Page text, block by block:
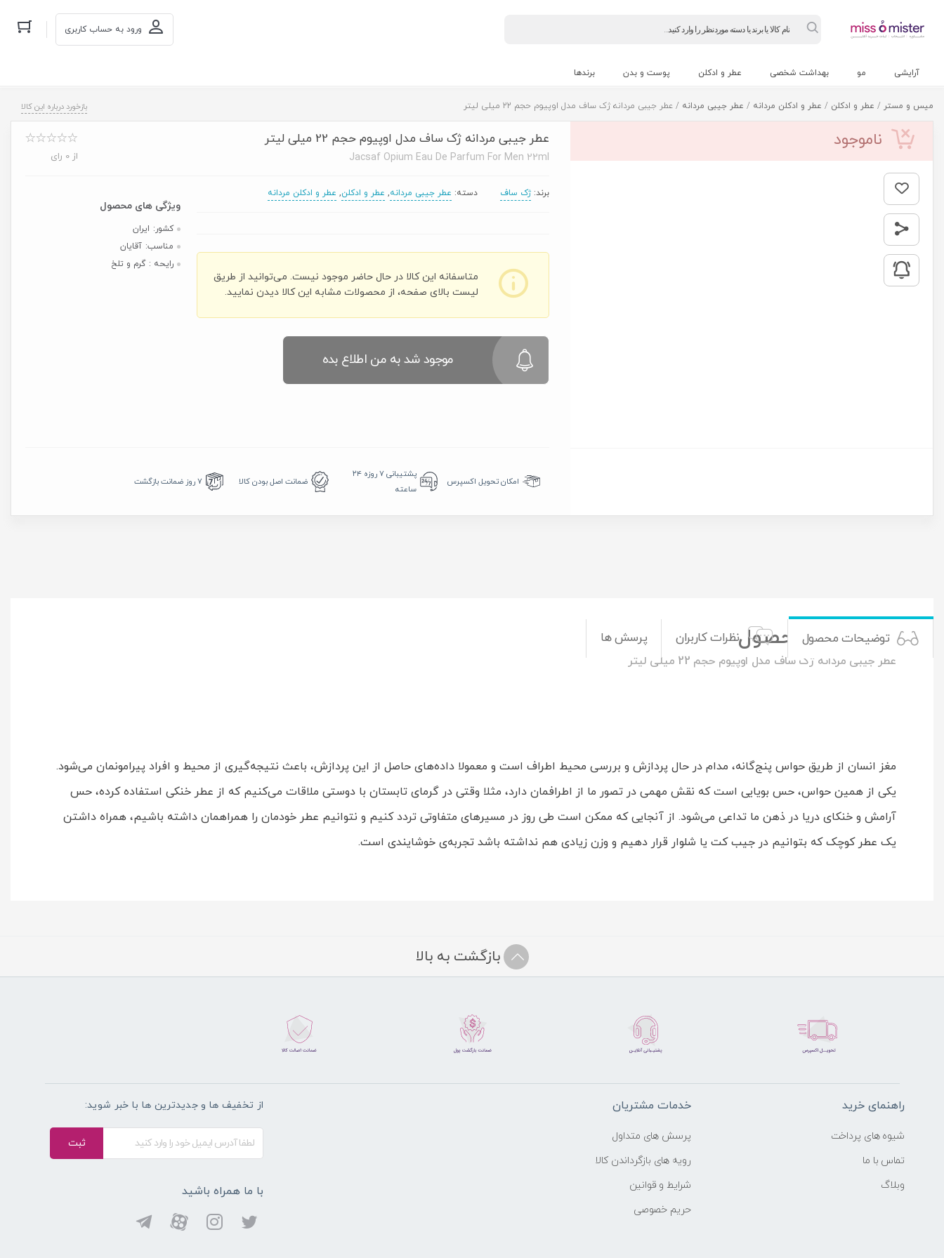
Products
search ورود به حساب کاربری
آرایشی مو بهداشت شخصی عطر و ادکلن پوست و بدن برندها
بازخورد درباره این کالا میس و مستر / عطر و ادکلن / عطر و ادکلن مردانه / عطر جیبی مردانه / عطر جیبی مردانه ژک ساف مدل اوپیوم حجم 22 میلی لیتر
عطر جیبی مردانه ژک ساف مدل اوپیوم حجم 22 میلی لیتر
Jacsaf Opium Eau De Parfum For Men 22ml از 0 رای
برند: ژک ساف دسته: عطر جیبی مردانه, عطر و ادکلن, عطر و ادکلن مردانه
متاسفانه این کالا در حال حاضر موجود نیست. می‌توانید از طریق
لیست بالای صفحه، از محصولات مشابه این کالا دیدن نمایید.
موجود شد به من اطلاع بده
کشور: ایران
مناسب: آقایان
رایحه : گرم و تلخ
امکان تحویل اکسپرس
پشتیبانی ۷ روزه ۲۴
ساعته
ضمانت اصل بودن کالا 7 روز ضمانت بازگشت
ناموجود
توضیحات محصول نظرات کاربران پرسش ها توضیحات محصول
عطر جیبی مردانه ژک ساف مدل اوپیوم حجم 22 میلی لیتر
مغز انسان از طریق حواس پنج‌گانه، مدام در حال پردازش و بررسی محیط اطراف است و معمولا داده‌های حاصل از این پردازش، باعث نتیجه‌گیری از محیط و افراد پیرامونمان می‌شود.
یکی از همین حواس، حس بویایی است که نقش مهمی در تصور ما از اطرافمان دارد، مثلا وقتی در گرمای تابستان با دوستی ملاقات می‌کنیم که از عطر خنکی استفاده کرده، حس
آرامش و خنکای دریا در ذهن ما تداعی می‌شود. از آنجایی که ممکن است طی روز در مسیرهای متفاوتی تردد کنیم و نتوانیم عطر خودمان را همراهمان داشته باشیم، همراه داشتن
یک عطر کوچک که بتوانیم در جیب کت یا شلوار قرار دهیم و وزن زیادی هم نداشته باشد تجربه‌ی خوشایندی است.
بازگشت به بالا
راهنمای خرید
شیوه های پرداخت
تماس با ما
وبلاگ
خدمات مشتریان
پرسش های متداول
رویه های بازگرداندن کالا
شرایط و قوانین
حریم خصوصی
از تخفیف ها و جدیدترین ها با خبر شوید:
ثبت
با ما همراه باشید